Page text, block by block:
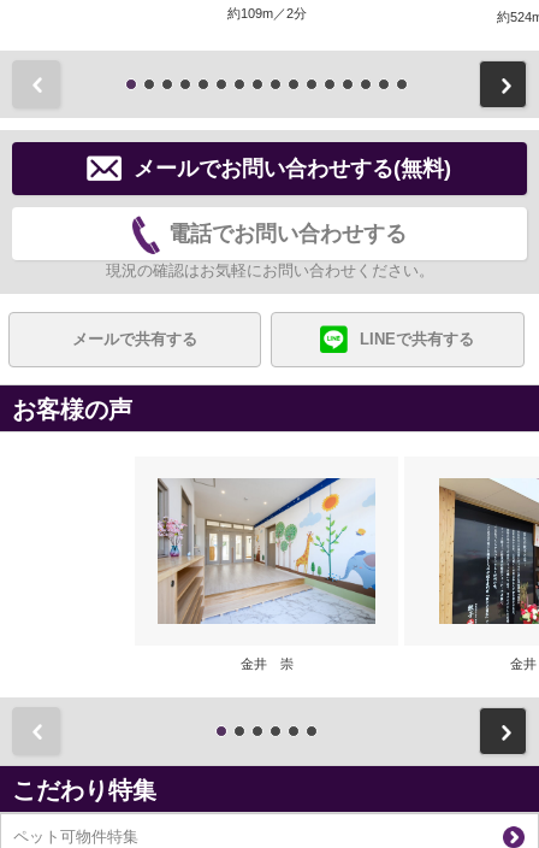
約109m／2分
約
メールでお問い合わせする(無料)
電話でお問い合わせする
現況の確認はお気軽にお問い合わせください。
メールで共有する LINEで共有する
お客様の声
金井 崇 金
こだわり特集
ペット可物件特集